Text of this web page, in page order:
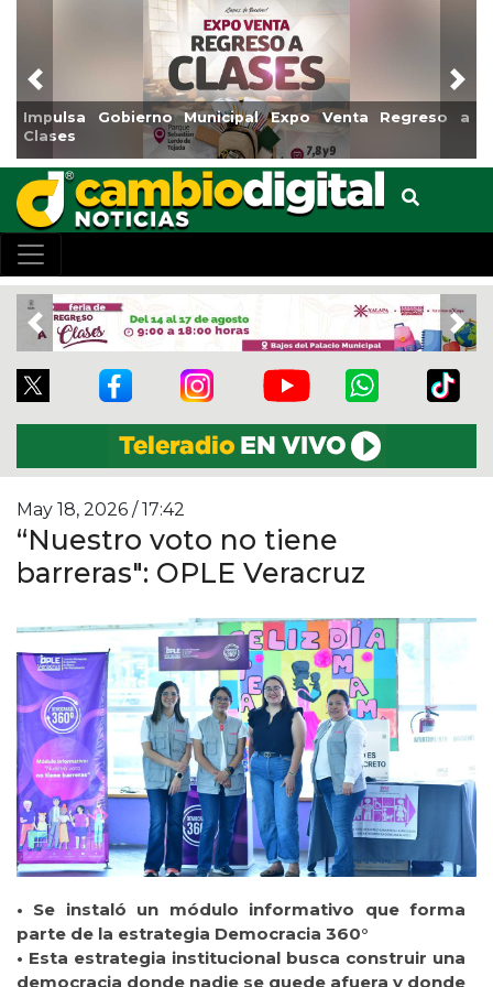
Gobierno Municipal Expo Venta Regreso a
Reabrirá
Previous
Previous
May 18, 2026 / 17:42
“Nuestro voto no tiene
barreras": OPLE Veracruz
• Se instaló un módulo informativo que forma
parte de la estrategia Democracia 360°
• Esta estrategia institucional busca construir una
democracia donde nadie se quede afuera y donde